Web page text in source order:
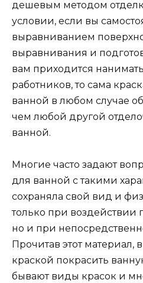
дешевым методом
условии, если вы
выравниванием
выравнивания и
вам приходится
работников, то сама
ванной в любом случае
чем любой другой
ванной.
Многие часто задают
для ванной с такими
сохраняла свой вид и
только при воздействии
но и при
Прочитав этот материал,
краской покрасить
бывают виды красок и